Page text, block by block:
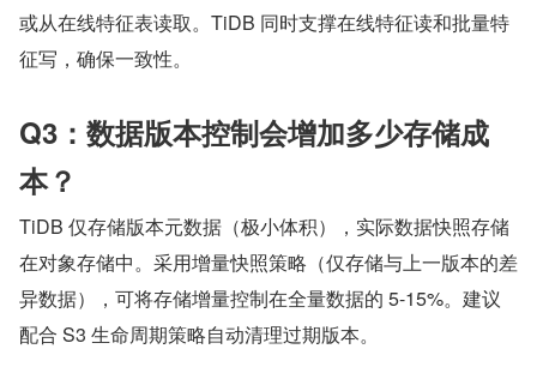
或从在线特征表读取。TiDB 同时支撑在线特征读和批量特
征写，确保一致性。
Q3：数据版本控制会增加多少存储成
本？
TiDB 仅存储版本元数据（极小体积），实际数据快照存储
在对象存储中。采用增量快照策略（仅存储与上一版本的差
异数据），可将存储增量控制在全量数据的 5-15%。建议
配合 S3 生命周期策略自动清理过期版本。